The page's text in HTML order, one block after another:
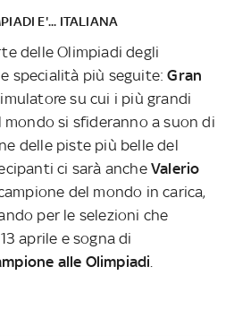
E'... ITALIANA
delle Olimpiadi degli
specialità più seguite:Gran
su cui i più grandi
si sfideranno a suon di
delle piste più belle del
ci sarà ancheValerio
del mondo in carica,
per le selezioni che
aprile e sogna di
alle Olimpiadi